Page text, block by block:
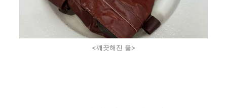
<깨끗해진 물>